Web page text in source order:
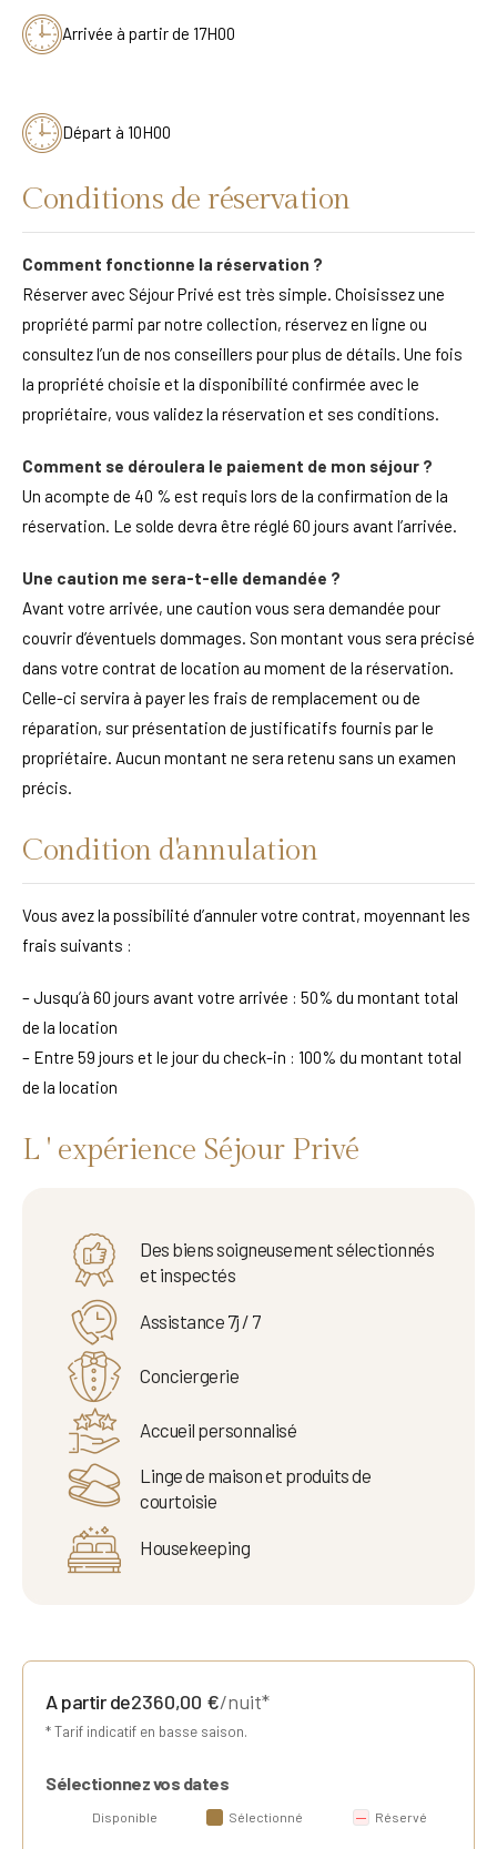
Arrivée à partir de 17H00
Départ à 10H00
Conditions de réservation
Comment fonctionne la réservation ?
Réserver avec Séjour Privé est très simple. Choisissez une
propriété parmi par notre collection, réservez en ligne ou
consultez l’un de nos conseillers pour plus de détails. Une fois
la propriété choisie et la disponibilité confirmée avec le
propriétaire, vous validez la réservation et ses conditions.
Comment se déroulera le paiement de mon séjour ?
Un acompte de 40 % est requis lors de la confirmation de la
réservation. Le solde devra être réglé 60 jours avant l’arrivée.
Une caution me sera-t-elle demandée ?
Avant votre arrivée, une caution vous sera demandée pour
couvrir d’éventuels dommages. Son montant vous sera précisé
dans votre contrat de location au moment de la réservation.
Celle-ci servira à payer les frais de remplacement ou de
réparation, sur présentation de justificatifs fournis par le
propriétaire. Aucun montant ne sera retenu sans un examen
précis.
Condition d'annulation
Vous avez la possibilité d’annuler votre contrat, moyennant les
frais suivants :
– Jusqu’à 60 jours avant votre arrivée : 50% du montant total
de la location
– Entre 59 jours et le jour du check-in : 100% du montant total
de la location
L ' expérience Séjour Privé
Des biens soigneusement sélectionnés
et inspectés
Assistance 7j / 7
Conciergerie
Accueil personnalisé
Linge de maison et produits de
courtoisie
Housekeeping
A partir de2360,00 €/nuit*
* Tarif indicatif en basse saison.
Sélectionnez vos dates
Disponible Sélectionné Réservé